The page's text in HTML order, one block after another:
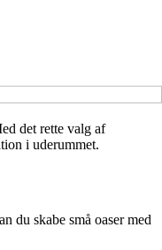
det rette valg af
i uderummet.
du skabe små oaser med